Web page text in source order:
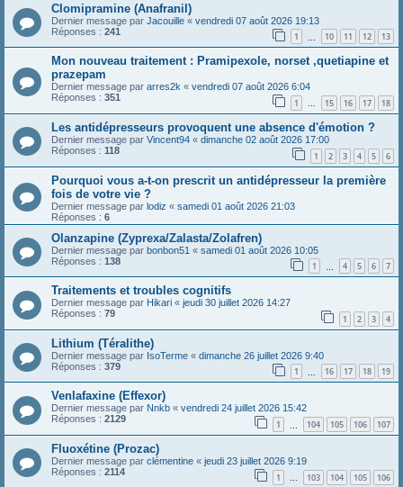
Clomipramine (Anafranil)
Dernier message par Jacouille « vendredi 07 août 2026 19:13
Réponses : 241 1 10 11 12 13
Mon nouveau traitement : Pramipexole, norset ,quetiapine et
prazepam
Dernier message par arres2k « vendredi 07 août 2026 6:04
Réponses : 351 1 … 15 16 17 18
Les antidépresseurs provoquent une absence d'émotion ?
Dernier message par Vincent94 « dimanche 02 août 2026 17:00
Réponses : 118 1 2 3 4 5 6
Pourquoi vous a-t-on prescrit un antidépresseur la première
fois de votre vie ?
Dernier message par lodiz « samedi 01 août 2026 21:03
Réponses : 6
Olanzapine (Zyprexa/Zalasta/Zolafren)
Dernier message par bonbon51 « samedi 01 août 2026 10:05
Réponses : 138 1 4 5 6 7
Traitements et troubles cognitifs
Dernier message par Hikari « jeudi 30 juillet 2026 14:27
Réponses : 79 1 2 3 4
Lithium (Téralithe)
Dernier message par IsoTerme « dimanche 26 juillet 2026 9:40
Réponses : 379 1 16 17 18 19
Venlafaxine (Effexor)
Dernier message par Nnkb « vendredi 24 juillet 2026 15:42
Réponses : 2129 1 104 105 106 107
Fluoxétine (Prozac)
Dernier message par clémentine « jeudi 23 juillet 2026 9:19
Réponses : 2114 1 … 103 104 105 106